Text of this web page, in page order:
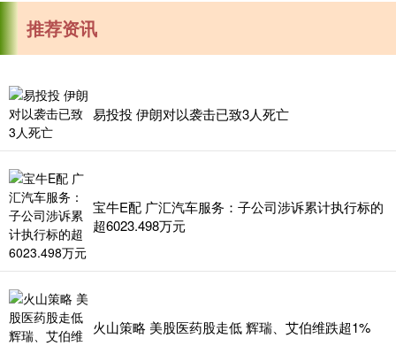
推荐资讯
易投投 伊朗对以袭击已致3人死亡
宝牛E配 广汇汽车服务：子公司涉诉累计执行标的
超6023.498万元
火山策略 美股医药股走低 辉瑞、艾伯维跌超1%